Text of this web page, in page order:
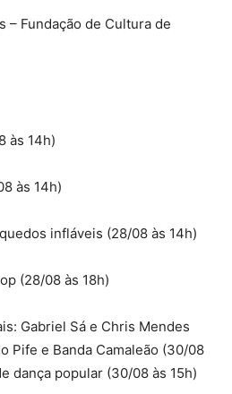
– Fundação de Cultura de
às 14h)
às 14h)
infláveis (28/08 às 14h)
(28/08 às 18h)
Gabriel Sá e Chris Mendes
Pife e Banda Camaleão (30/08
dança popular (30/08 às 15h)